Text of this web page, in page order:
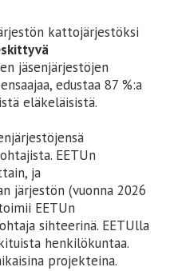
kattojärjestöksi
jäsenjärjestöjen
edustaa 87 %:a
eläkeläisistä.
EETUn
ja
järjestön (vuonna 2026
EETUn
sihteerinä. EETUlla
henkilökuntaa.
projekteina.